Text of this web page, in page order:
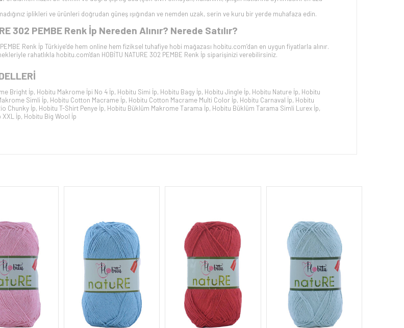
iplikleri ve ürünleri doğrudan güneş ışığından ve nemden uzak, serin ve kuru bir yerde muhafaza edin.
302 PEMBE Renk İp Nereden Alınır? Nerede Satılır?
Renk İp Türkiye’de hem online hem fiziksel tuhafiye hobi mağazası hobitu.com’dan en uygun fiyatlarla alınır.
rahatlıkla hobitu.com'dan HOBİTU NATURE 302 PEMBE Renk İp siparişinizi verebilirsiniz.
Bright İp, Hobitu Makrome İpi No 4 İp, Hobitu Simi İp, Hobitu Bagy İp, Hobitu Jingle İp, Hobitu Nature İp, Hobitu
Simli İp, Hobitu Cotton Macrame İp, Hobitu Cotton Macrame Multi Color İp, Hobitu Carnaval İp, Hobitu
Chunky İp, Hobitu T-Shirt Penye İp, Hobitu Büklüm Makrome Tarama İp, Hobitu Büklüm Tarama Simli Lurex İp,
İp, Hobitu Big Wool İp